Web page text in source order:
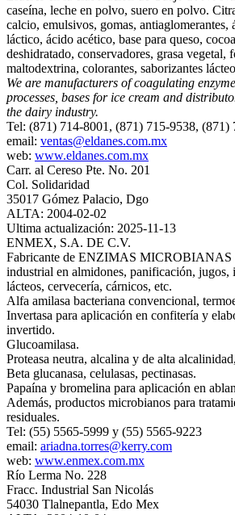
caseína, leche en polvo, suero en polvo.
calcio, emulsivos, gomas,
láctico, ácido acético, base para queso,
deshidratado, conservadores, grasa vegetal,
maltodextrina, colorantes, saborizantes
We are manufacturers of coagulating
processes, bases for ice cream and
the dairy industry.
Tel: (871) 714-8001, (871) 715-9538, (871)
email: ventas@eldanes.com.mx
web: www.eldanes.com.mx
Carr. al Cereso Pte. No. 201
Col. Solidaridad
35017 Gómez Palacio, Dgo
ALTA: 2004-02-02
Ultima actualización: 2025-11-13
ENMEX, S.A. DE C.V.
Fabricante de ENZIMAS MICROBIANAS
industrial en almidones, panificación, jugos,
lácteos, cervecería, cárnicos, etc.
Alfa amilasa bacteriana convencional,
Invertasa para aplicación en confitería y
invertido.
Glucoamilasa.
Proteasa neutra, alcalina y de alta
Beta glucanasa, celulasas, pectinasas.
Papaína y bromelina para aplicación en
Además, productos microbianos para
residuales.
Tel: (55) 5565-5999 y (55) 5565-9223
email: ariadna.torres@kerry.com
web: www.enmex.com.mx
Río Lerma No. 228
Fracc. Industrial San Nicolás
54030 Tlalnepantla, Edo Mex